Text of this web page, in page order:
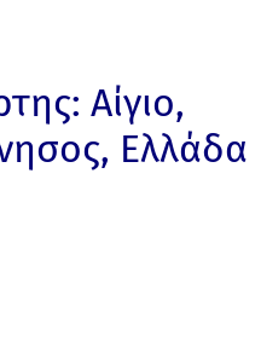
Αίγιο,
Ελλάδα